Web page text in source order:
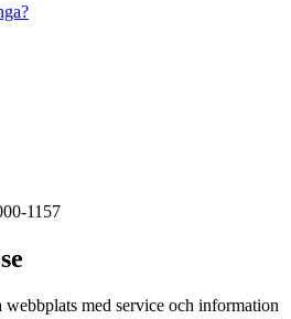
1157
med service och information